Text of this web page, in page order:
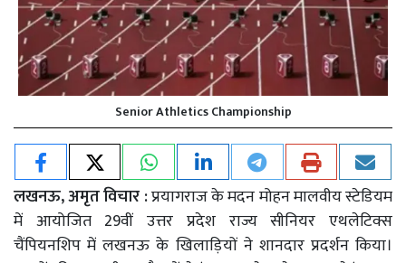
Senior Athletics Championship
लखनऊ, अमृत विचार :प्रयागराज के मदन मोहन मालवीय स्टेडियम
में आयोजित 29वीं उत्तर प्रदेश राज्य सीनियर एथलेटिक्स
चैंपियनशिप में लखनऊ के खिलाड़ियों ने शानदार प्रदर्शन किया।